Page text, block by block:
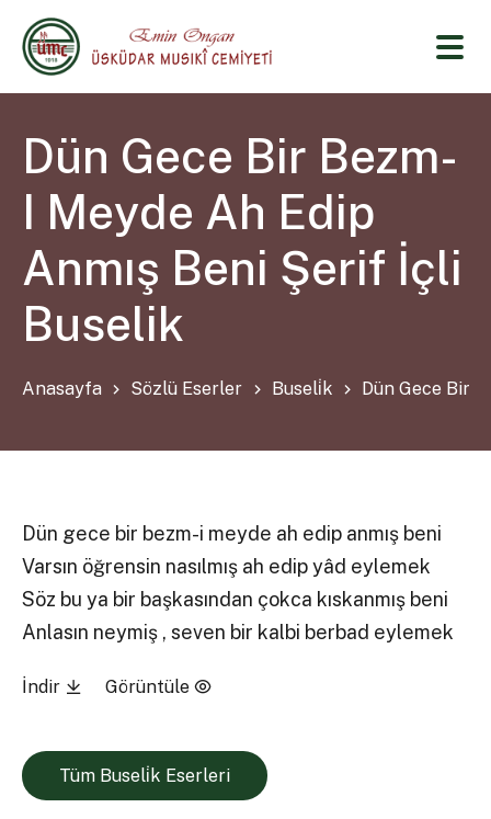
Dün Gece Bir Bezm-
I Meyde Ah Edip
Anmış Beni Şerif İçli
Buselik
Anasayfa Sözlü Eserler Buseli̇k Dün Gece Bir
Dün gece bir bezm-i meyde ah edip anmış beni
Varsın öğrensin nasılmış ah edip yâd eylemek
Söz bu ya bir başkasından çokca kıskanmış beni
Anlasın neymiş , seven bir kalbi berbad eylemek
İndir Görüntüle
Tüm Buseli̇k Eserleri